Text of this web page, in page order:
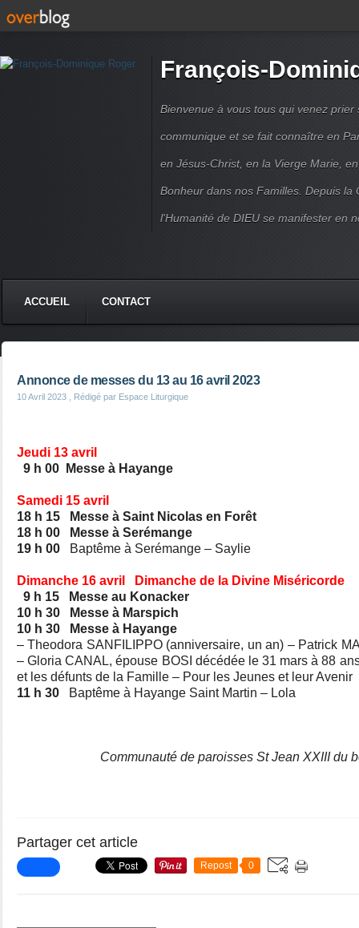
François-
Bienvenue à vous tous qui venez prier
communique et se fait connaître en
en Jésus-Christ, en la Vierge Marie,
Bonheur dans nos Familles. Depuis la
l'Humanité de DIEU se manifester en
ACCUEIL CONTACT
Annonce de messes du 13 au 16 avril 2023
10 Avril 2023 , Rédigé par Espace Liturgique
Jeudi 13 avril
9 h 00 Messe à Hayange
Samedi 15 avril
18 h 15 Messe à Saint Nicolas en Forêt
18 h 00 Messe à Serémange
19 h 00
Baptême à Serémange – Saylie
Dimanche 16 avril Dimanche de la Divine Miséricorde
9 h 15 Messe au Konacker
10 h 30 Messe à Marspich
10 h 30 Messe à Hayange
– Theodora SANFILIPPO (anniversaire, un an) – Patrick
– Gloria CANAL, épouse BOSI décédée le 31 mars à 88
et les défunts de la Famille – Pour les Jeunes et leur Avenir
11 h 30
Baptême à Hayange Saint Martin – Lola
Communauté de paroisses St Jean XXIII du
Partager cet article
Repost 0